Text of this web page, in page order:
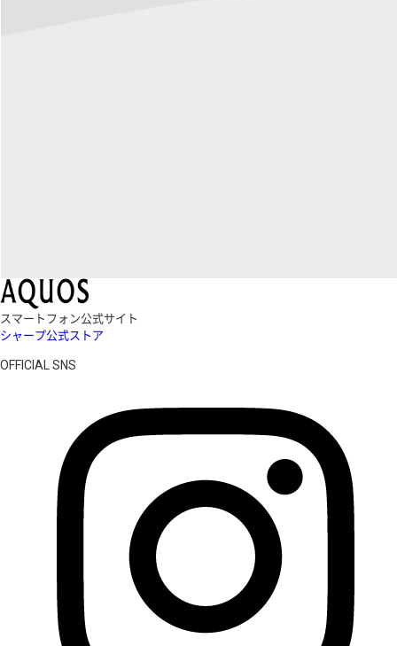
スマートフォン公式サイト
シャープ公式ストア
OFFICIAL SNS